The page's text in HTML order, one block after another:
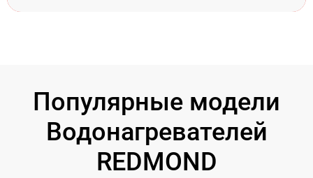
Популярные модели
Водонагревателей
REDMOND